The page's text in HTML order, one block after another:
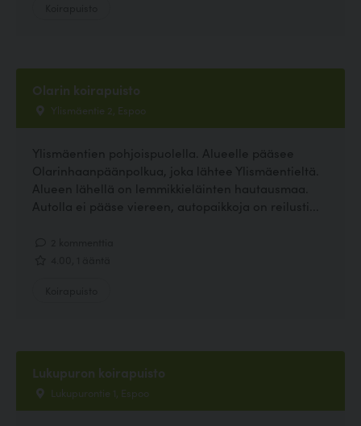
Olarin koirapuisto
Ylismäentie 2, Espoo
Ylismäentien pohjoispuolella. Alueelle pääsee
Olarinhaanpäänpolkua, joka lähtee Ylismäentieltä.
Alueen lähellä on lemmikkieläinten hautausmaa.
Autolla ei pääse viereen, autopaikkoja on reilusti...
Lukupuron koirapuisto
Lukupurontie 1, Espoo